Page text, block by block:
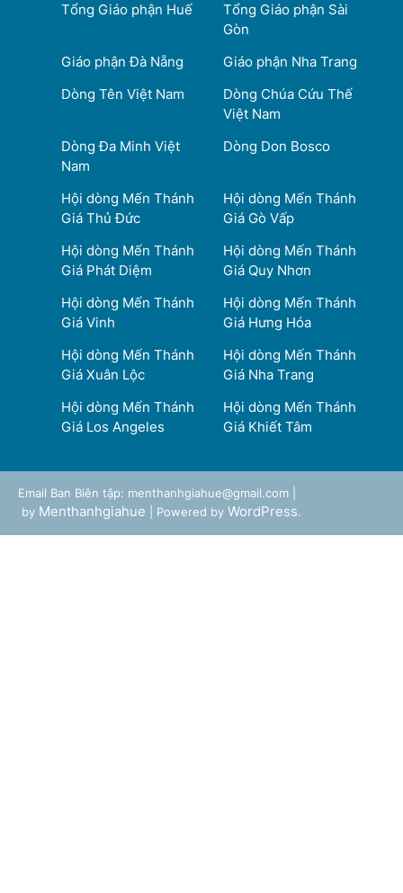
Tổng Giáo phận Huế
Tổng Giáo phận Sài
Gòn
Giáo phận Đà Nẵng
Giáo phận Nha Trang
Dòng Tên Việt Nam
Dòng Chúa Cứu Thế
Việt Nam
Dòng Đa Minh Việt
Nam
Dòng Don Bosco
Hội dòng Mến Thánh
Giá Thủ Đức
Hội dòng Mến Thánh
Giá Gò Vấp
Hội dòng Mến Thánh
Giá Phát Diệm
Hội dòng Mến Thánh
Giá Quy Nhơn
Hội dòng Mến Thánh
Giá Vinh
Hội dòng Mến Thánh
Giá Hưng Hóa
Hội dòng Mến Thánh
Giá Xuân Lộc
Hội dòng Mến Thánh
Giá Nha Trang
Hội dòng Mến Thánh
Giá Los Angeles
Hội dòng Mến Thánh
Giá Khiết Tâm
Email Ban Biên tập: menthanhgiahue@gmail.com |
by Menthanhgiahue | Powered by WordPress.